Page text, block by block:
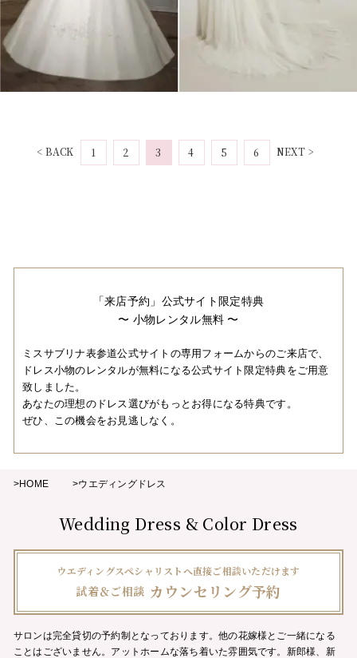
< BACK 1 2 3 4 5 6 NEXT >
「来店予約」公式サイト限定特典
〜 小物レンタル無料 〜
ミスサブリナ表参道公式サイトの専用フォームからのご来店で、
ドレス小物のレンタルが無料になる公式サイト限定特典をご用意
致しました。
あなたの理想のドレス選びがもっとお得になる特典です。
ぜひ、この機会をお見逃しなく。
>HOME >ウエディングドレス
Wedding Dress & Color Dress
ウエディングスペシャリストへ直接ご相談いただけます
試着＆ご相談 カウンセリング予約
サロンは完全貸切の予約制となっております。他の花嫁様とご一緒になる
ことはございません。 アットホームな落ち着いた雰囲気です。新郎様、新